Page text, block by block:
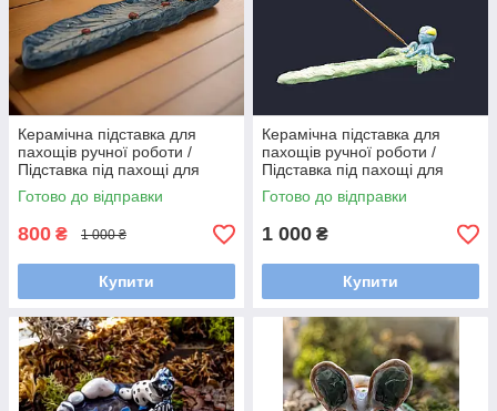
Керамічна підставка для
пахощів ручної роботи /
Підставка під пахощі для
аромапаличок
Готово до відправки
800 ₴ 1 000 ₴
Купити
Керамічна підставка для
пахощів ручної роботи /
Підставка під пахощі для
аромапаличок
Готово до відправки
1 000 ₴
Купити